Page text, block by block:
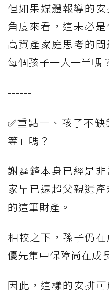
但如果媒體報導的
角度來看，這未必
高資產家庭思考的
每個孩子一人一半嗎
------
✅重點一、孩子不
等」嗎？
謝霆鋒本身已經是
家早已遠超父親遺
的這筆財產。
相較之下，孫子仍
優先集中保障尚在成
因此，這樣的安排